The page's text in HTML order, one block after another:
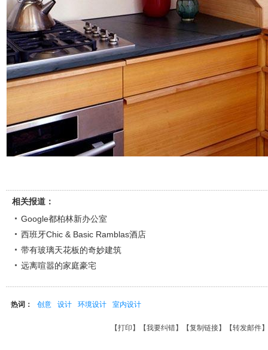
相关报道：
Google都柏林新办公室
西班牙Chic & Basic Ramblas酒店
带有玻璃天花板的奇妙建筑
远离喧嚣的家庭豪宅
热词： 创意 设计 环境设计 室内设计
【打印 】【我要纠错】【复制链接】【转发邮件